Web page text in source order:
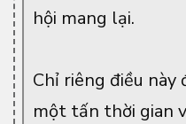
hội mang lại.
Chỉ riêng điều
một tấn thời gian